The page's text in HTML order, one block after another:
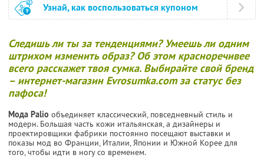
Узнай, как воспользоваться купоном
Следишь ли ты за тенденциями? Умеешь ли одним
штрихом изменить образ? Об этом красноречивее
всего расскажет твоя сумка. Выбирайте свой бренд
– интернет-магазин Evrosumka.com за статус без
пафоса!
Мода Palio объединяет классический, повседневный стиль и
модерн. Большая часть кожи итальянская, а дизайнеры и
проектировщики фабрики постоянно посещают выставки и
показы мод во Франции, Италии, Японии и Южной Корее для
того, чтобы идти в ногу со временем.